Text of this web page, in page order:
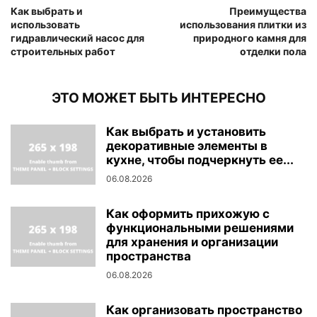
Как выбрать и
использовать
гидравлический насос для
строительных работ
Преимущества
использования плитки из
природного камня для
отделки пола
ЭТО МОЖЕТ БЫТЬ ИНТЕРЕСНО
Как выбрать и установить
декоративные элементы в
кухне, чтобы подчеркнуть ее...
06.08.2026
Как оформить прихожую с
функциональными решениями
для хранения и организации
пространства
06.08.2026
Как организовать пространство